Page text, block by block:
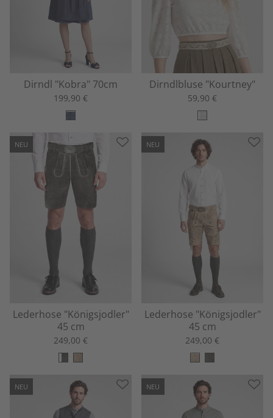
Dirndl "Kobra" 70cm
199,90 €
Dirndlbluse "Kourtney"
59,90 €
NEU
Lederhose "Königsjodler"
45 cm
249,00 €
NEU
Lederhose "Königsjodler"
45 cm
249,00 €
NEU NEU